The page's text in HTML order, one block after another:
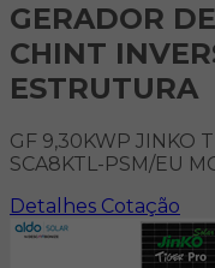
GERADOR
CHINT
ESTRUTURA
GF 9,30KWP JINKO
SCA8KTL-PSM/EU
Detalhes Cotação